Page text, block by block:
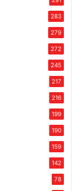
283
279
272
245
217
216
199
190
159
142
78